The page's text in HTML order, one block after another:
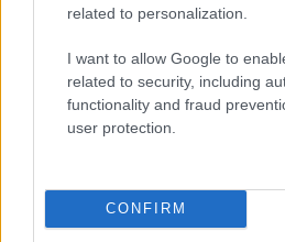
related to personalization.
I want to allow Google to
related to security, including
functionality and fraud
user protection.
CONFIRM
Sztárbox
2025. szeptember 29. 14:12
Bernáth Odett: Ez egy
élveztem minden pillanatát
győzedelmeskedett Kocsis